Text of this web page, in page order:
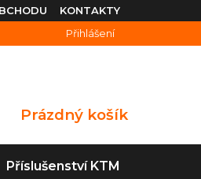
KONTAKTY
Přihlášení
NÁKUPNÍ
Prázdný košík
Příslušenství KTM